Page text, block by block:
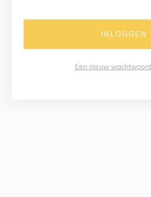
INLOGGEN
Een nieuw